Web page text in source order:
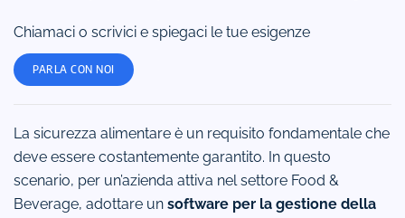
Chiamaci o scrivici e spiegaci le tue esigenze
PARLA CON NOI
La sicurezza alimentare è un requisito fondamentale che
deve essere costantemente garantito. In questo
scenario, per un’azienda attiva nel settore Food &
Beverage, adottare un software per la gestione della